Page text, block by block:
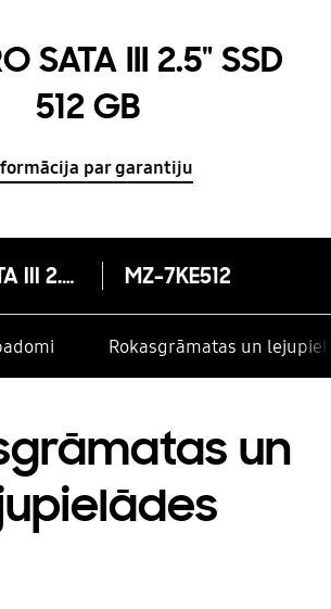
SATA III 2.5" SSD
512 GB
par garantiju
850 PRO SATA III 2.5" SSD 512 GB MZ-7KE512
Rokasgrāmatas un
un